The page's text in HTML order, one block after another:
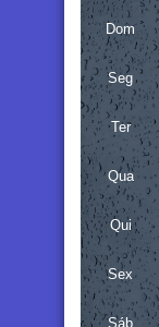
Dom
Seg
Ter
Qua
Qui
Sex
Sáb